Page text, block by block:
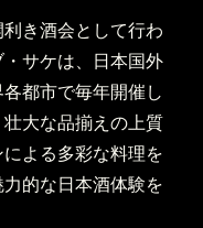
き酒会として行わ
サケは、日本国外
都市で毎年開催し
大な品揃えの上質
よる多彩な料理を
的な日本酒体験を